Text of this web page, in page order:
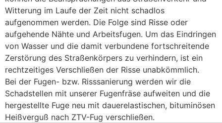
Witterung im Laufe der Zeit nicht schadlos
aufgenommen werden. Die Folge sind Risse oder
aufgehende Nähte und Arbeitsfugen. Um das Eindringen
von Wasser und die damit verbundene fortschreitende
Zerstörung des Straßenkörpers zu verhindern, ist ein
rechtzeitiges Verschließen der Risse unabkömmlich.
Bei der Fugen- bzw. Risssanierung werden wir die
Schadstellen mit unserer Fugenfräse aufweiten und die
hergestellte Fuge neu mit dauerelastischen, bituminösen
Heißverguß nach ZTV-Fug verschließen.